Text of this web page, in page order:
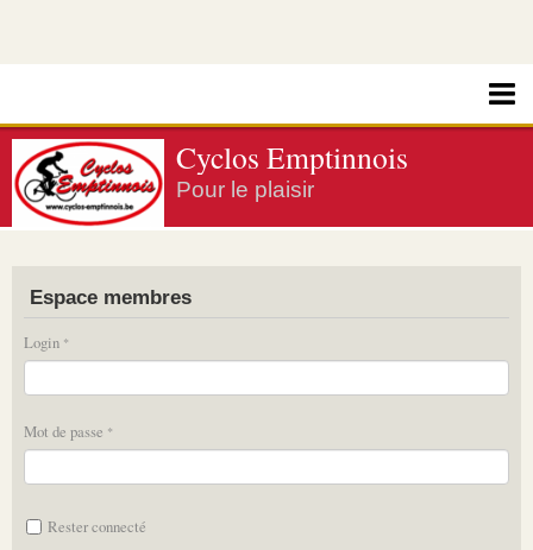
Cyclos Emptinnois
Pour le plaisir
Espace membres
Login
Mot de passe
Rester connecté